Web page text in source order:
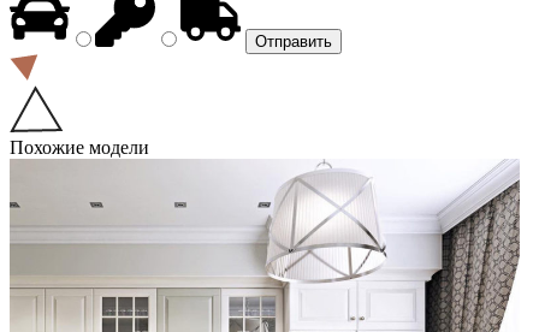
Похожие модели